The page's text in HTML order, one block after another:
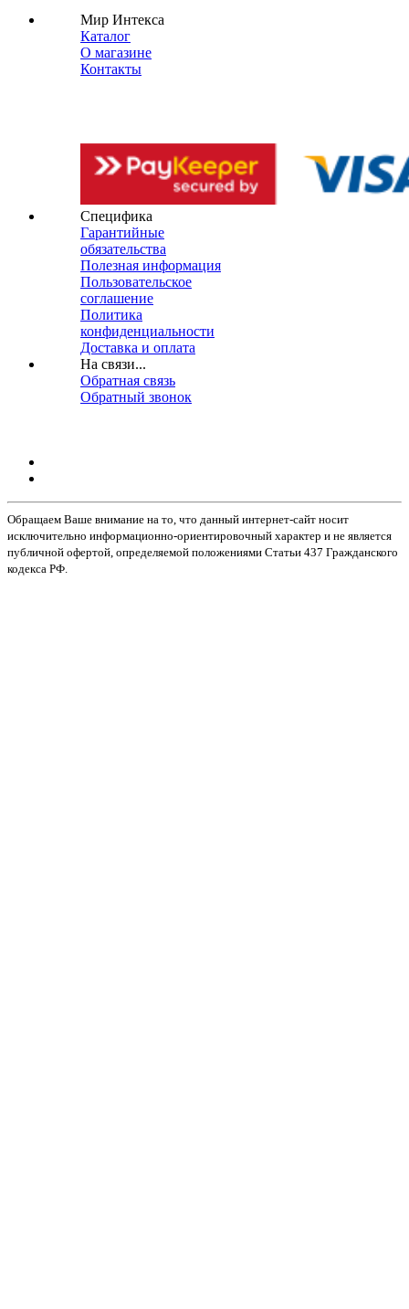
Мир Интекса
Каталог
О магазине
Контакты
Специфика
Гарантийные
обязательства
Полезная информация
Пользовательское
соглашение
Политика
конфиденциальности
Доставка и оплата
На связи...
Обратная связь
Обратный звонок
Обращаем Ваше внимание на то, что данный интернет-сайт носит
исключительно информационно-ориентировочный характер и не является
публичной офертой, определяемой положениями Статьи 437 Гражданского
кодекса РФ.